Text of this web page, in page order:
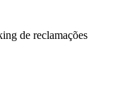
de reclamações